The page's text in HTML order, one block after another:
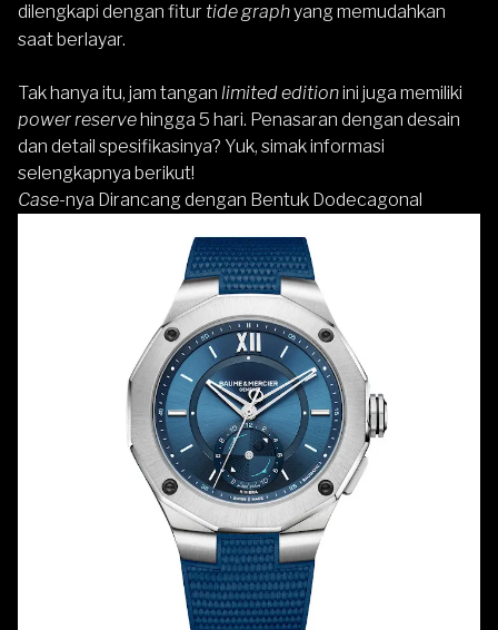
dilengkapi dengan fitur tide graphyang memudahkan
saat berlayar.
Tak hanya itu, jam tangan limited editionini juga memiliki
power reservehingga 5 hari. Penasaran dengan desain
dan detail spesifikasinya? Yuk, simak informasi
selengkapnya berikut!
Case-nya Dirancang dengan Bentuk Dodecagonal